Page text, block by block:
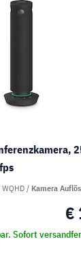
€
Sofort
Kamera